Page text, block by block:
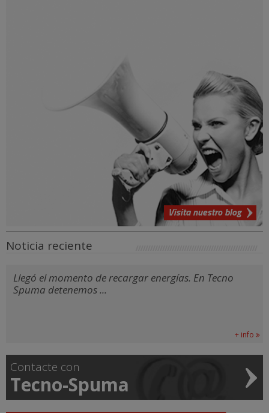
Visita nuestro blog
Noticia reciente
Llegó el momento de recargar energías. En Tecno
Spuma detenemos ...
+ info
Contacte con
Tecno-Spuma